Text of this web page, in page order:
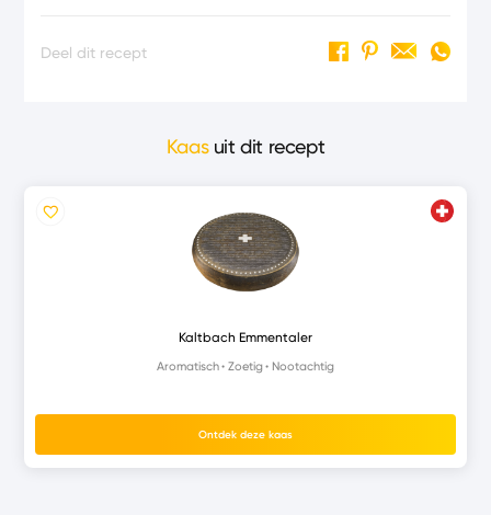
Deel dit recept
Kaasuit dit recept
Kaltbach Emmentaler
Aromatisch Zoetig Nootachtig
Ontdek deze kaas